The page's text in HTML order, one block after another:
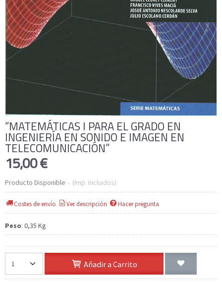
“MATEMÁTICAS I PARA EL GRADO EN
INGENIERÍA EN SONIDO E IMAGEN EN
TELECOMUNICACIÓN”
15,00 €
Producto Disponible - (Imp. Incluidos)
Costes de envío Ver descripción Hacer pregunta
Peso: 0,35 Kg
Añadir a Carrito